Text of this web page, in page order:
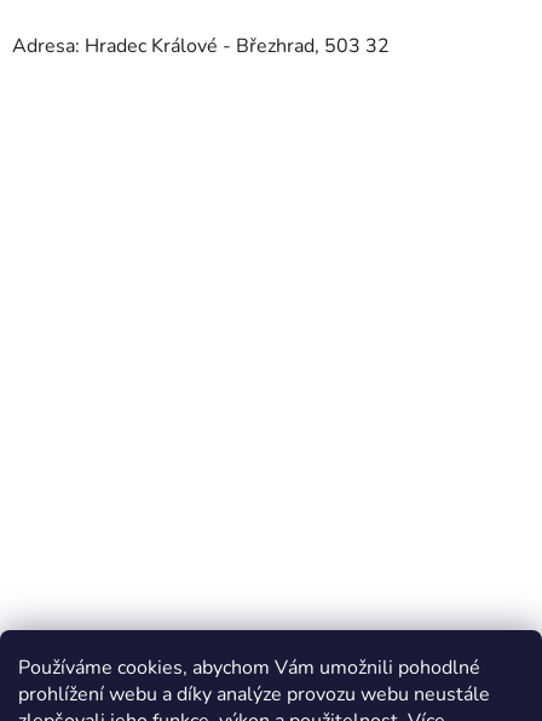
Používáme cookies, abychom Vám umožnili pohodlné
prohlížení webu a díky analýze provozu webu neustále
Adresa: Hradec Králové - Březhrad, 503 32